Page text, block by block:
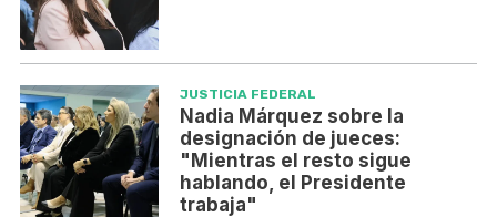
JUSTICIA FEDERAL
Nadia Márquez sobre la
designación de jueces:
"Mientras el resto sigue
hablando, el Presidente
trabaja"